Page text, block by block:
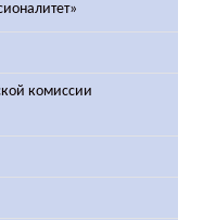
комиссии